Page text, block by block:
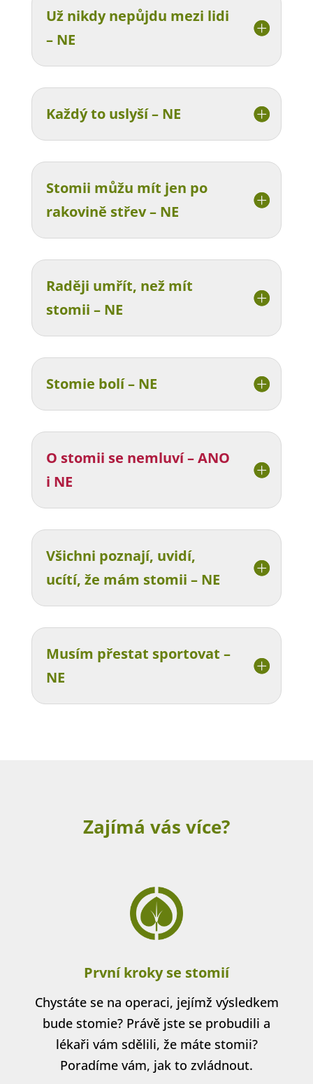
Už nikdy nepůjdu mezi lidi
– NE
Každý to uslyší – NE
Stomii můžu mít jen po
rakovině střev – NE
Raději umřít, než mít
stomii – NE
Stomie bolí – NE
O stomii se nemluví – ANO
i NE
Všichni poznají, uvidí,
ucítí, že mám stomii – NE
Musím přestat sportovat –
NE
Zajímá vás více?
První kroky se stomií
Chystáte se na operaci, jejímž výsledkem
bude stomie? Právě jste se probudili a
lékaři vám sdělili, že máte stomii?
Poradíme vám, jak to zvládnout.